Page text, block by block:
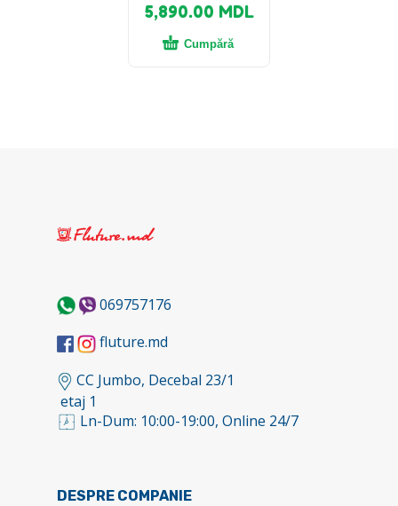
5,890.00 MDL
Cumpără
069757176
fluture.md
CC Jumbo, Decebal 23/1
etaj 1
Ln-Dum: 10:00-19:00, Online 24/7
DESPRE COMPANIE